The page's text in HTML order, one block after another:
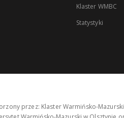
Klaster WMBC
Statystyki
przez: Klaster Warmińsko-